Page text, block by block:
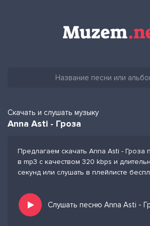
Скачать и слушать музыку
Anna Asti - Гроза
Предлагаем скачать Anna Asti - Гроза
в mp3 с качеством 320 kbps и
секунд или слушать в плейлисте